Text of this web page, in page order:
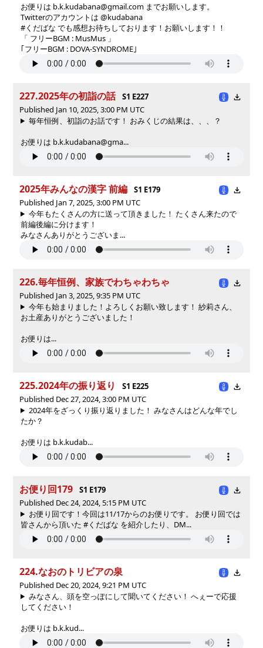
お便りは b.k.kudabana@gmail.com までお願いします。
Twitterのアカウントは @kudabana
#くだばな でも感想お待ちしております！お願いします！！
「 フリーBGM : MusMus 」
｢フリーBGM : DOVA-SYNDROME｣
227.2025年の初詣の話
S1 E227
Published Jan 10, 2025, 3:00 PM UTC
毎年恒例、初詣のお話です！ おみくじの結果は、、、？
お便りは b.k.kudabana@gma...
2025年みんなの漢字 前編
S1 E179
Published Jan 7, 2025, 3:00 PM UTC
今年もたくさんの方に送って頂きました！ たくさん来たので
前編後編に分けます！
みなさんありがとうございま...
226.毎年恒例、家族でわちゃわちゃ
Published Jan 3, 2025, 9:35 PM UTC
今年も始まりました！よろしくお願い致します！ 紗莉さん、
お土産ありがとうございました！
お便りは...
225.2024年の振り返り
S1 E225
Published Dec 27, 2024, 3:00 PM UTC
2024年をざっくり振り返りました！ みなさんはどんな年でし
たか？
お便りは b.k.kudab...
お便り回179
S1 E179
Published Dec 24, 2024, 5:15 PM UTC
お便り回です！今回は11/17からのお便りです。 お便り回では
皆さんから頂いた #くだばな を紹介したり、DM...
224.なおのトリビアの泉
Published Dec 20, 2024, 9:21 PM UTC
みなさん、頭を空っぽにして聞いてください！ へぇーで応援
してください！
お便りは b.k.kud...